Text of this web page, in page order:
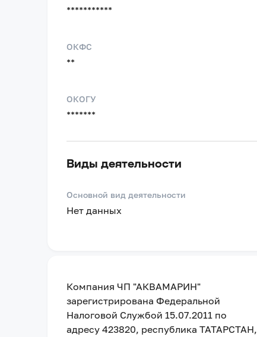
***********
ОКФС
**
ОКОГУ
*******
Виды деятельности
Основной вид деятельности
Нет данных
Компания ЧП "АКВАМАРИН"
зарегистрирована Федеральной
Налоговой Службой 15.07.2011 по
адресу 423820, республика ТАТАРСТАН,